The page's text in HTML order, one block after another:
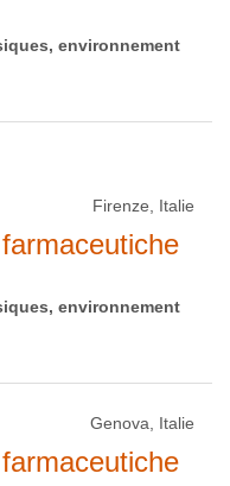
environnement
Firenze, Italie
environnement
Genova, Italie